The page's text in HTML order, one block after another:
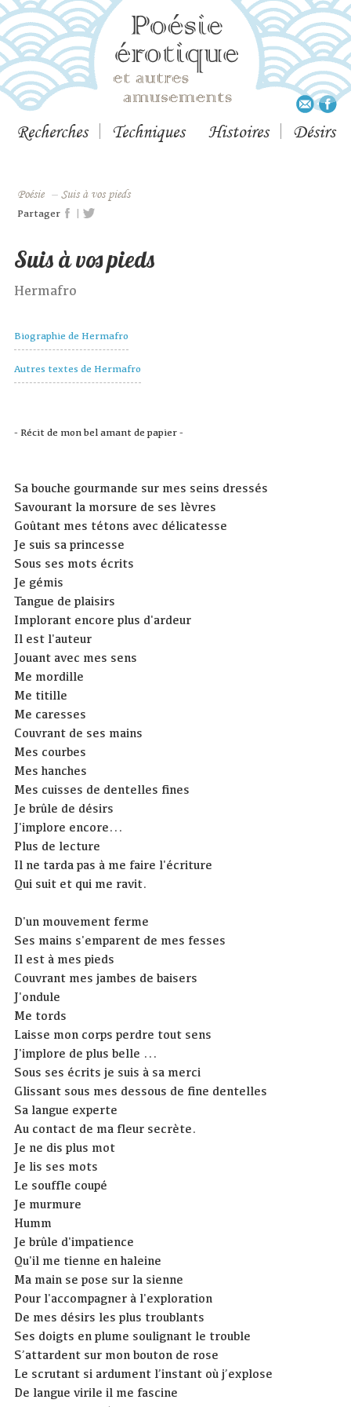
Recherches Techniques Histoires Désirs
Poésie – Suis à vos pieds
Partager |
Suis à vos pieds
Hermafro
Biographie de Hermafro
Autres textes de Hermafro
- Récit de mon bel amant de papier -
Sa bouche gourmande sur mes seins dressés
Savourant la morsure de ses lèvres
Goûtant mes tétons avec délicatesse
Je suis sa princesse
Sous ses mots écrits
Je gémis
Tangue de plaisirs
Implorant encore plus d'ardeur
Il est l'auteur
Jouant avec mes sens
Me mordille
Me titille
Me caresses
Couvrant de ses mains
Mes courbes
Mes hanches
Mes cuisses de dentelles fines
Je brûle de désirs
J'implore encore...
Plus de lecture
Il ne tarda pas à me faire l'écriture
Qui suit et qui me ravit.
D'un mouvement ferme
Ses mains s'emparent de mes fesses
Il est à mes pieds
Couvrant mes jambes de baisers
J'ondule
Me tords
Laisse mon corps perdre tout sens
J'implore de plus belle ...
Sous ses écrits je suis à sa merci
Glissant sous mes dessous de fine dentelles
Sa langue experte
Au contact de ma fleur secrète.
Je ne dis plus mot
Je lis ses mots
Le souffle coupé
Je murmure
Humm
Je brûle d'impatience
Qu'il me tienne en haleine
Ma main se pose sur la sienne
Pour l'accompagner à l'exploration
De mes désirs les plus troublants
Ses doigts en plume soulignant le trouble
S’attardent sur mon bouton de rose
Le scrutant si ardument l’instant où j’explose
De langue virile il me fascine